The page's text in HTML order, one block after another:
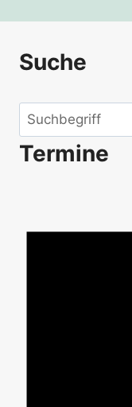
Suche
Suchen
Termine